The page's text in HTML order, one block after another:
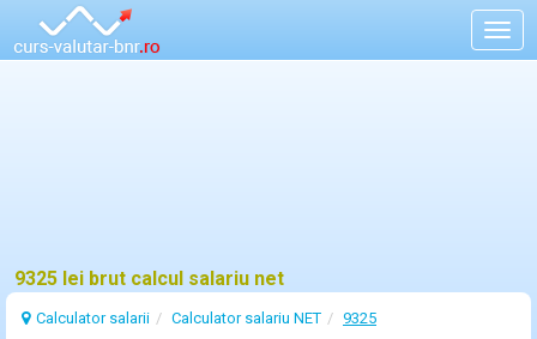
9325 lei brut calcul salariu net
Calculator salarii Calculator salariu NET 9325